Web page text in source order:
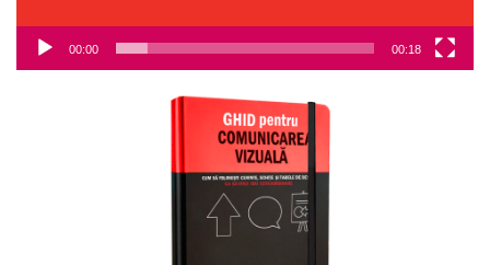
00:00 00:18